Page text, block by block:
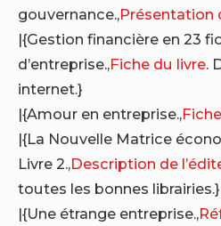
gouvernance.,Présentation
|{Gestion financière en 23
d’entreprise.,Fiche du livre.
internet.}
|{Amour en entreprise.,
|{La Nouvelle Matrice
Livre 2.,Description de
toutes les bonnes librairies.}
|{Une étrange entreprise.,